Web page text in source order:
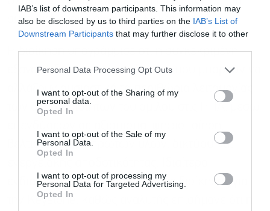
IAB’s list of downstream participants. This information may
also be disclosed by us to third parties on the IAB’s List of
Downstream Participants that may further disclose it to other
Personal Data Processing Opt Outs
I want to opt-out of the Sharing of my
personal data.
Opted In
I want to opt-out of the Sale of my
Personal Data.
Opted In
I want to opt-out of processing my
Personal Data for Targeted Advertising.
Opted In
συνολική αγορά άνω των 6 εκατ. τόνων.
Η διοίκηση υπογράμμισε ότι η συγκεκριμένη
εξαγορά δημιουργεί συνέργειες που μπορούν να
αλλάξουν ουσιαστικά τα περιθώρια λειτουργίας
των δραστηριοτήτων του ομίλου στις ΗΠΑ, μέσω
βελτιστοποίηση πρώτων υλών, δικτύου και
ενδιαφέρον είχε η απάντηση της διοίκησης για
την Keystone, καθώς αναλυτής επισήμανε ότι η
Εγγραφή στο
και την πολιτική απορρήτου